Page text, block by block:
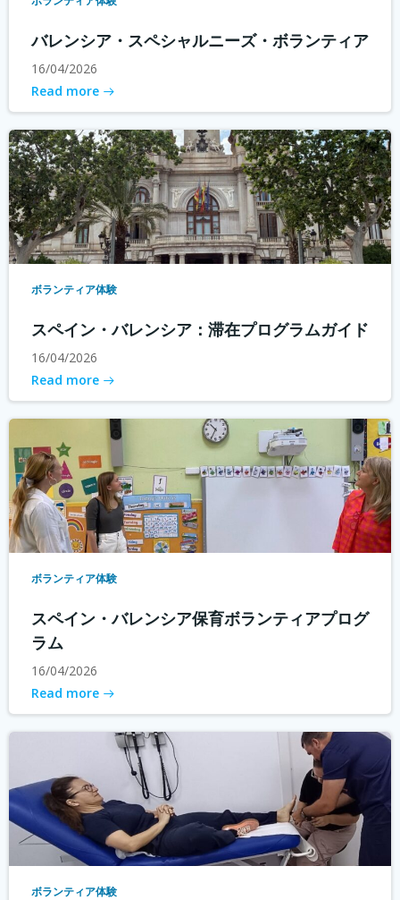
バレンシア・スペシャルニーズ・ボランティア
16/04/2026
Read more
ボランティア体験
スペイン・バレンシア：滞在プログラムガイド
16/04/2026
Read more
ボランティア体験
スペイン・バレンシア保育ボランティアプログ
ラム
16/04/2026
Read more
ボランティア体験